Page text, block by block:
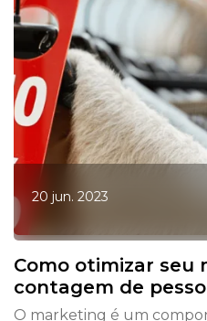
20 jun. 2023
Como otimizar seu
contagem de
O marketing é um